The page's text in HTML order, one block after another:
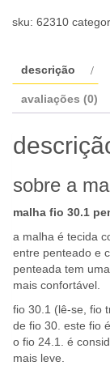
orphan
quantidade
sku: 62310
descrição
avaliações (0)
sobre a
malha fio 30.1
a malha é tecida
entre penteado e
penteada tem
mais confortável.
fio 30.1 (lê-se, fio
de fio 30. este fio
o fio 24.1. é
mais leve.